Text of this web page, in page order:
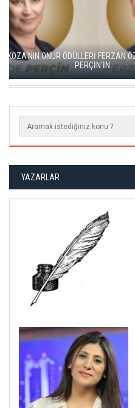
GO TÜRKİYE MİNİ
YAZARLAR